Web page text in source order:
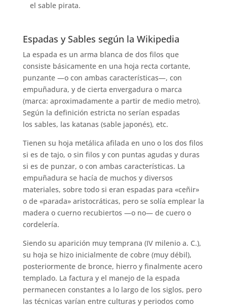
el sable pirata.
Espadas y Sables según la Wikipedia
La espada es un arma blanca de dos filos que
consiste básicamente en una hoja recta cortante,
punzante —o con ambas características—, con
empuñadura, y de cierta envergadura o marca
(marca: aproximadamente a partir de medio metro).
Según la definición estricta no serían espadas
los sables, las katanas (sable japonés), etc.
Tienen su hoja metálica afilada en uno o los dos filos
si es de tajo, o sin filos y con puntas agudas y duras
si es de punzar, o con ambas características. La
empuñadura se hacía de muchos y diversos
materiales, sobre todo si eran espadas para «ceñir»
o de «parada» aristocráticas, pero se solía emplear la
madera o cuerno recubiertos —o no— de cuero o
cordelería.
Siendo su aparición muy temprana (IV milenio a. C.),
su hoja se hizo inicialmente de cobre (muy débil),
posteriormente de bronce, hierro y finalmente acero
templado. La factura y el manejo de la espada
permanecen constantes a lo largo de los siglos, pero
las técnicas varían entre culturas y periodos como